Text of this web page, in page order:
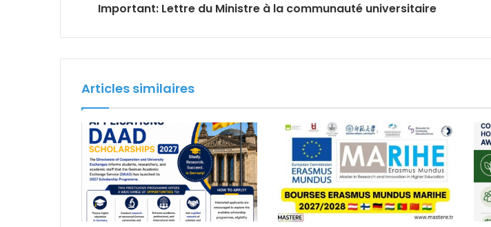
Important: Lettre du Ministre à la communauté universitaire
Articles similaires